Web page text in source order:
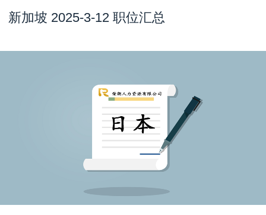
新加坡 2025-3-12 职位汇总